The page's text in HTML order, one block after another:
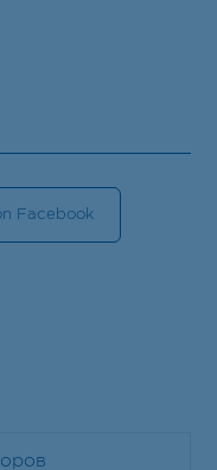
Facebook